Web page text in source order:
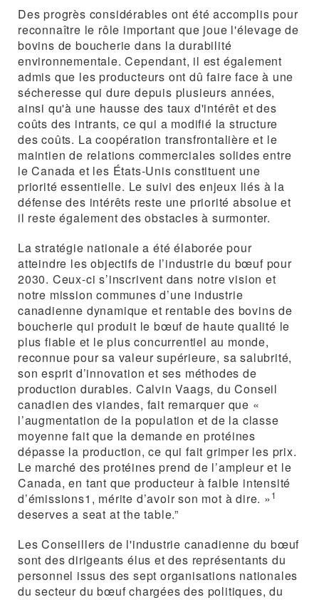
Des progrès considérables ont été accomplis pour
reconnaître le rôle important que joue l'élevage de
bovins de boucherie dans la durabilité
environnementale. Cependant, il est également
admis que les producteurs ont dû faire face à une
sécheresse qui dure depuis plusieurs années,
ainsi qu'à une hausse des taux d'intérêt et des
coûts des intrants, ce qui a modifié la structure
des coûts. La coopération transfrontalière et le
maintien de relations commerciales solides entre
le Canada et les États-Unis constituent une
priorité essentielle. Le suivi des enjeux liés à la
défense des intérêts reste une priorité absolue et
il reste également des obstacles à surmonter.
La stratégie nationale a été élaborée pour
atteindre les objectifs de l’industrie du bœuf pour
2030. Ceux-ci s’inscrivent dans notre vision et
notre mission communes d’une industrie
canadienne dynamique et rentable des bovins de
boucherie qui produit le bœuf de haute qualité le
plus fiable et le plus concurrentiel au monde,
reconnue pour sa valeur supérieure, sa salubrité,
son esprit d’innovation et ses méthodes de
production durables. Calvin Vaags, du Conseil
canadien des viandes, fait remarquer que «
l’augmentation de la population et de la classe
moyenne fait que la demande en protéines
dépasse la production, ce qui fait grimper les prix.
Le marché des protéines prend de l’ampleur et le
Canada, en tant que producteur à faible intensité
d’émissions1, mérite d’avoir son mot à dire. »1
deserves a seat at the table.”
Les Conseillers de l'industrie canadienne du bœuf
sont des dirigeants élus et des représentants du
personnel issus des sept organisations nationales
du secteur du bœuf chargées des politiques, du